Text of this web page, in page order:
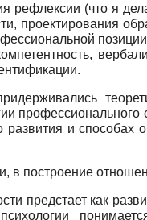
рефлексии (что я
проектирования
развития и
в построение
предстает как